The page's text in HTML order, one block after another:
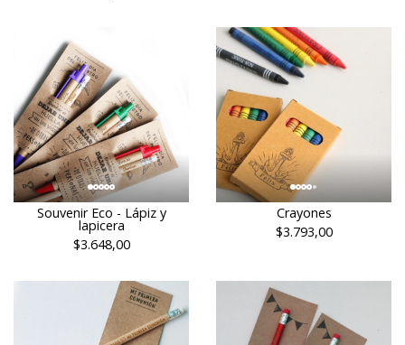
Souvenir Eco - Lápiz y
lapicera
$3.648,00
Crayones
$3.793,00